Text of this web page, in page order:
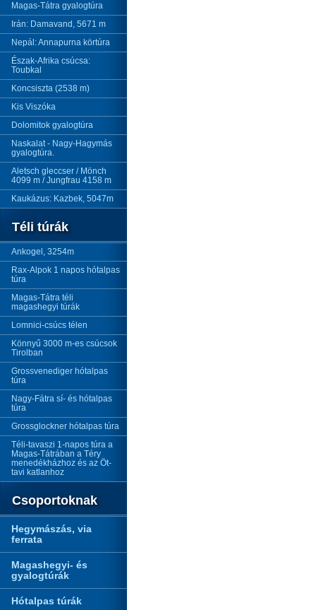
Magas-Tátra gyalogtúra
Irán: Damavand, 5671 m
Nepál: Annapurna körtúra
Észak-Afrika csúcsa:
Toubkal
Koncsiszta (2538 m)
Kis Viszóka
Dolomitok gyalogtúra
Naskalat - Nagy-Hagymás
gyalogtúra.
Aletsch gleccser / Mönch
4099 m / Jungfrau 4158 m
Kaukázus: Kazbek, 5047m
Téli túrák
Ankogel, 3254m
Rax-Alpok 1 napos hótalpas
túra
Magas-Tátra téli
magashegyi túrák
Lomnici-csúcs télen
Könnyű 3000 m-es csúcsok
Tirolban
Grossvenediger hótalpas
túra
Nagy-Fátra sí- és hótalpas
túra
Grossglockner hótalpas túra
Téli-tavaszi 1-napos túra a
Magas-Tátrában a Téry
menedékházhoz és az Öt-
tavi katlanhoz
Csoportoknak
Hegymászás, via
ferrata
Magashegyi- és
gyalogtúrák
Hótalpas túrák